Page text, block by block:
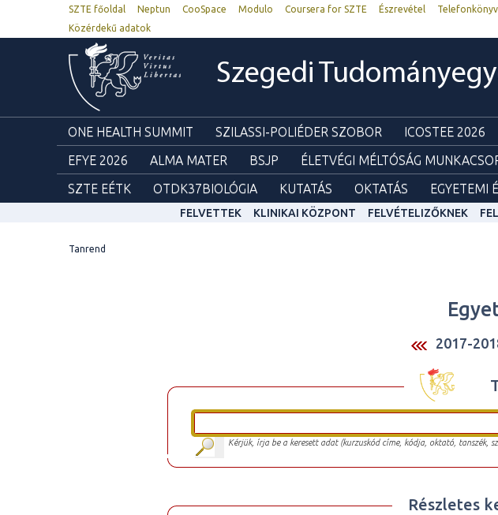
SZTE főoldal Neptun CooSpace Modulo Coursera for SZTE Észrevétel Telefonkönyv
Közérdekű adatok
Szegedi
ONE HEALTH SUMMIT SZILASSI-POLIÉDER SZOBOR ICOSTEE 2026
EFYE 2026
ALMA MATER BSJP ÉLETVÉGI MÉLTÓSÁG
SZTE EÉTK
OTDK37BIOLÓGIA KUTATÁS OKTATÁS EGYETEMI
FELVETTEK KLINIKAI KÖZPONT FELVÉTELIZŐKNEK
Tanrend
2017-
Kérjük, írja be a keresett adat (kurzuskód címe, kódja, oktató, tanszék,
Részletes